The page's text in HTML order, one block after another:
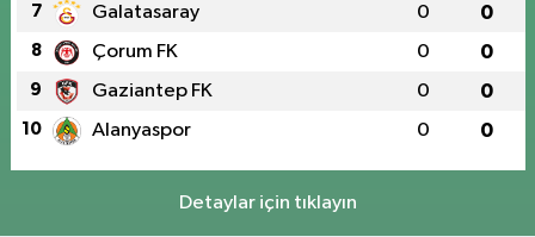
7 Galatasaray 0 0
8 Çorum FK 0 0
9 Gaziantep FK 0 0
10 Alanyaspor 0 0
Detaylar için tıklayın